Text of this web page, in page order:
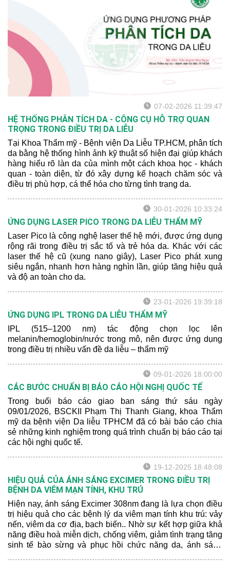
07-02-2026 11:39:47
HỆ THỐNG PHÂN TÍCH DA - CÔNG CỤ HỖ TRỢ QUAN
TRỌNG TRONG ĐIỀU TRỊ DA LIỄU
Tại Khoa Thẩm mỹ - Bệnh viện Da Liễu TP.HCM, phân tích
da bằng hệ thống hình ảnh kỹ thuật số hiện đại giúp khách
hàng hiểu rõ làn da của mình một cách khoa học - khách
quan - toàn diện, từ đó xây dựng kế hoạch chăm sóc và
điều trị phù hợp, cá thể hóa cho từng tình trạng da.
30-01-2026 10:33:24
ỨNG DỤNG LASER PICO TRONG DA LIỄU THẨM MỸ
Laser Pico là công nghệ laser thế hệ mới, được ứng dụng
rộng rãi trong điều trị sắc tố và trẻ hóa da. Khác với các
laser thế hệ cũ (xung nano giây), Laser Pico phát xung
siêu ngắn, nhanh hơn hàng nghìn lần, giúp tăng hiệu quả
và độ an toàn cho da.
23-01-2026 19:39:18
ỨNG DỤNG IPL TRONG DA LIỄU THẨM MỸ
IPL (515–1200 nm) tác động chọn lọc lên
melanin/hemoglobin/nước trong mô, nên được ứng dụng
trong điều trị nhiều vấn đề da liễu – thẩm mỹ
09-01-2026 18:00:00
CÁC BƯỚC CHUẨN BỊ BÁO CÁO HỘI NGHỊ QUỐC TẾ
Trong buổi báo cáo giao ban sáng thứ sáu ngày
09/01/2026, BSCKII Phạm Thị Thanh Giang, khoa Thẩm
mỹ da bệnh viện Da liễu TPHCM đã có bài báo cáo chia
sẻ những kinh nghiệm trong quá trình chuẩn bị báo cáo tại
các hội nghị quốc tế.
19-12-2025 18:48:08
HIỆU QUẢ CỦA ÁNH SÁNG EXCIMER TRONG ĐIỀU TRỊ
BỆNH DA VIÊM MẠN TÍNH, KHU TRÚ
Hiện nay, ánh sáng Excimer 308nm đang là lựa chọn điều
trị hiệu quả cho các bệnh lý da viêm mạn tính khu trú: vảy
nến, viêm da cơ địa, bạch biến.. Nhờ sự kết hợp giữa khả
năng điều hoà miễn dịch, chống viêm, giảm tình trạng tăng
sinh tế bào sừng và phục hồi chức năng da, ánh sáng